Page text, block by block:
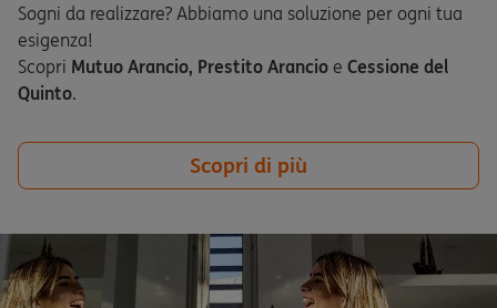
Sogni da realizzare? Abbiamo una soluzione per ogni tua
esigenza!
Scopri Mutuo Arancio, Prestito Arancio e Cessione del
Quinto.
Scopri di più